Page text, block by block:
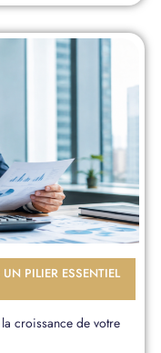
PILIER ESSENTIEL
croissance de votre